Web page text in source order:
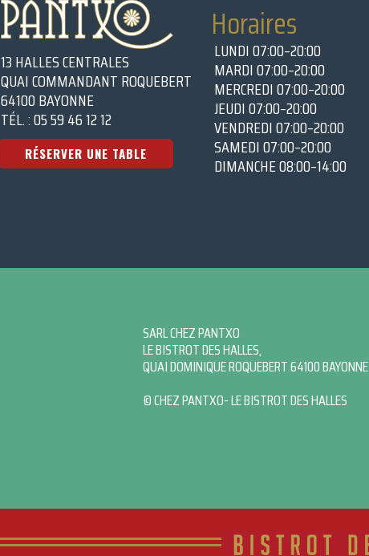
Horaires
13 HALLES CENTRALES
QUAI COMMANDANT ROQUEBERT
64100 BAYONNE
TÉL. : 05 59 46 12 12
LUNDI 07:00–20:00
MARDI 07:00–​20:00
MERCREDI 07:00–​20:00
JEUDI 07:00–​20:00
VENDREDI 07:00–​20:00
SAMEDI 07:00–​20:00
DIMANCHE 08:00–14:00
RÉSERVER UNE TABLE
SARL CHEZ PANTXO
LE BISTROT DES HALLES,
QUAI DOMINIQUE ROQUEBERT 64100 BAYONNE
© CHEZ PANTXO- LE BISTROT DES HALLES